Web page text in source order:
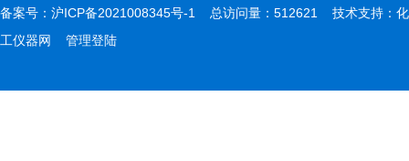
备案号： 沪ICP备2021008345号-1 总访问量：512621 技术支持： 化
工仪器网
管理登陆